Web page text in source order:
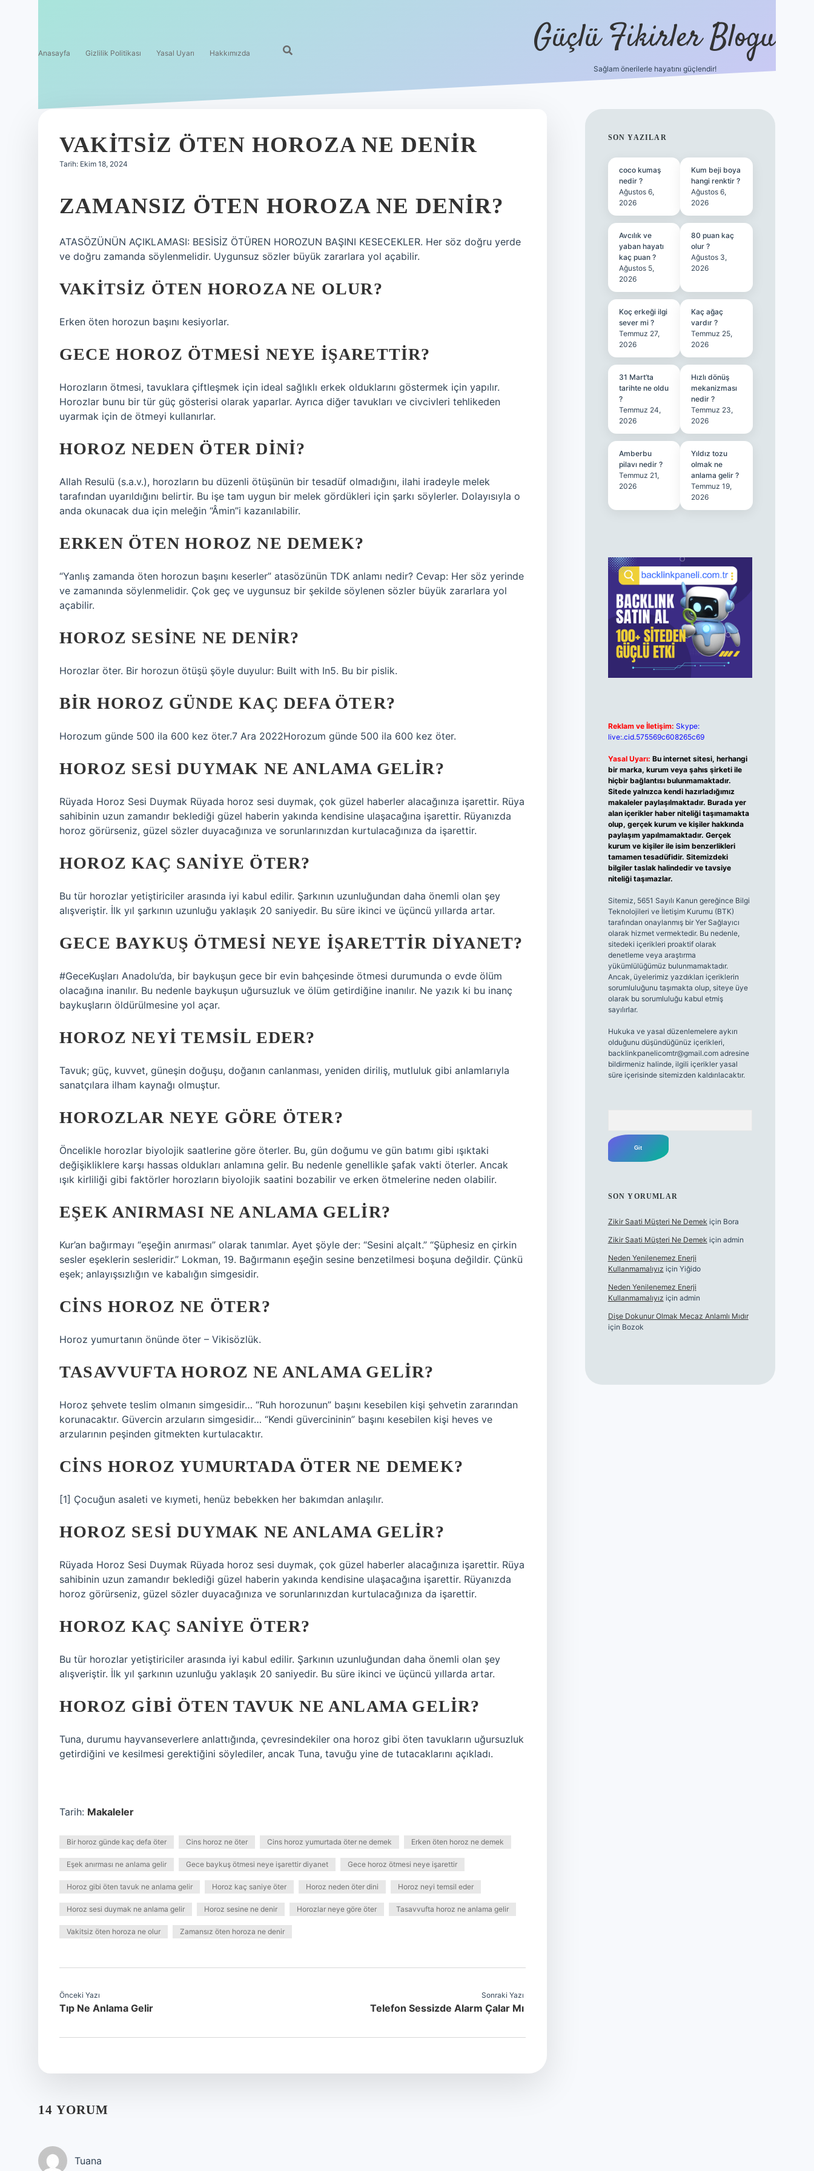
Anasayfa Gizlilik Politikası Yasal Uyarı Hakkımızda Güçlü Fikirler Blogu
Sağlam önerilerle hayatını güçlendir!
VAKITSIZ ÖTEN HOROZA NE DENIR
Tarih: Ekim 18, 2024
ZAMANSIZ ÖTEN HOROZA NE DENIR?
ATASÖZÜNÜN AÇIKLAMASI: BESİSİZ ÖTÜREN HOROZUN BAŞINI KESECEKLER. Her söz doğru yerde
ve doğru zamanda söylenmelidir. Uygunsuz sözler büyük zararlara yol açabilir.
VAKITSIZ ÖTEN HOROZA NE OLUR?
Erken öten horozun başını kesiyorlar.
GECE HOROZ ÖTMESI NEYE IŞARETTIR?
Horozların ötmesi, tavuklara çiftleşmek için ideal sağlıklı erkek olduklarını göstermek için yapılır.
Horozlar bunu bir tür güç gösterisi olarak yaparlar. Ayrıca diğer tavukları ve civcivleri tehlikeden
uyarmak için de ötmeyi kullanırlar.
HOROZ NEDEN ÖTER DINI?
Allah Resulü (s.a.v.), horozların bu düzenli ötüşünün bir tesadüf olmadığını, ilahi iradeyle melek
tarafından uyarıldığını belirtir. Bu işe tam uygun bir melek gördükleri için şarkı söylerler. Dolayısıyla o
anda okunacak dua için meleğin “Âmin”i kazanılabilir.
ERKEN ÖTEN HOROZ NE DEMEK?
“Yanlış zamanda öten horozun başını keserler” atasözünün TDK anlamı nedir? Cevap: Her söz yerinde
ve zamanında söylenmelidir. Çok geç ve uygunsuz bir şekilde söylenen sözler büyük zararlara yol
açabilir.
HOROZ SESINE NE DENIR?
Horozlar öter. Bir horozun ötüşü şöyle duyulur: Built with In5. Bu bir pislik.
BIR HOROZ GÜNDE KAÇ DEFA ÖTER?
Horozum günde 500 ila 600 kez öter.7 Ara 2022Horozum günde 500 ila 600 kez öter.
HOROZ SESI DUYMAK NE ANLAMA GELIR?
Rüyada Horoz Sesi Duymak Rüyada horoz sesi duymak, çok güzel haberler alacağınıza işarettir. Rüya
sahibinin uzun zamandır beklediği güzel haberin yakında kendisine ulaşacağına işarettir. Rüyanızda
horoz görürseniz, güzel sözler duyacağınıza ve sorunlarınızdan kurtulacağınıza da işarettir.
HOROZ KAÇ SANIYE ÖTER?
Bu tür horozlar yetiştiriciler arasında iyi kabul edilir. Şarkının uzunluğundan daha önemli olan şey
alışveriştir. İlk yıl şarkının uzunluğu yaklaşık 20 saniyedir. Bu süre ikinci ve üçüncü yıllarda artar.
GECE BAYKUŞ ÖTMESI NEYE IŞARETTIR DIYANET?
#GeceKuşları Anadolu’da, bir baykuşun gece bir evin bahçesinde ötmesi durumunda o evde ölüm
olacağına inanılır. Bu nedenle baykuşun uğursuzluk ve ölüm getirdiğine inanılır. Ne yazık ki bu inanç
baykuşların öldürülmesine yol açar.
HOROZ NEYI TEMSIL EDER?
Tavuk; güç, kuvvet, güneşin doğuşu, doğanın canlanması, yeniden diriliş, mutluluk gibi anlamlarıyla
sanatçılara ilham kaynağı olmuştur.
HOROZLAR NEYE GÖRE ÖTER?
Öncelikle horozlar biyolojik saatlerine göre öterler. Bu, gün doğumu ve gün batımı gibi ışıktaki
değişikliklere karşı hassas oldukları anlamına gelir. Bu nedenle genellikle şafak vakti öterler. Ancak
ışık kirliliği gibi faktörler horozların biyolojik saatini bozabilir ve erken ötmelerine neden olabilir.
EŞEK ANIRMASI NE ANLAMA GELIR?
Kur’an bağırmayı “eşeğin anırması” olarak tanımlar. Ayet şöyle der: “Sesini alçalt.” “Şüphesiz en çirkin
sesler eşeklerin sesleridir.” Lokman, 19. Bağırmanın eşeğin sesine benzetilmesi boşuna değildir. Çünkü
eşek; anlayışsızlığın ve kabalığın simgesidir.
CINS HOROZ NE ÖTER?
Horoz yumurtanın önünde öter – Vikisözlük.
TASAVVUFTA HOROZ NE ANLAMA GELIR?
Horoz şehvete teslim olmanın simgesidir… “Ruh horozunun” başını kesebilen kişi şehvetin zararından
korunacaktır. Güvercin arzuların simgesidir… “Kendi güvercininin” başını kesebilen kişi heves ve
arzularının peşinden gitmekten kurtulacaktır.
CINS HOROZ YUMURTADA ÖTER NE DEMEK?
[1] Çocuğun asaleti ve kıymeti, henüz bebekken her bakımdan anlaşılır.
HOROZ SESI DUYMAK NE ANLAMA GELIR?
Rüyada Horoz Sesi Duymak Rüyada horoz sesi duymak, çok güzel haberler alacağınıza işarettir. Rüya
sahibinin uzun zamandır beklediği güzel haberin yakında kendisine ulaşacağına işarettir. Rüyanızda
horoz görürseniz, güzel sözler duyacağınıza ve sorunlarınızdan kurtulacağınıza da işarettir.
HOROZ KAÇ SANIYE ÖTER?
Bu tür horozlar yetiştiriciler arasında iyi kabul edilir. Şarkının uzunluğundan daha önemli olan şey
alışveriştir. İlk yıl şarkının uzunluğu yaklaşık 20 saniyedir. Bu süre ikinci ve üçüncü yıllarda artar.
HOROZ GIBI ÖTEN TAVUK NE ANLAMA GELIR?
Tuna, durumu hayvanseverlere anlattığında, çevresindekiler ona horoz gibi öten tavukların uğursuzluk
getirdiğini ve kesilmesi gerektiğini söylediler, ancak Tuna, tavuğu yine de tutacaklarını açıkladı.
Tarih: Makaleler
Bir horoz günde kaç defa öter Cins horoz ne öter Cins horoz yumurtada öter ne demek Erken öten horoz ne demek
Eşek anırması ne anlama gelir Gece baykuş ötmesi neye işarettir diyanet Gece horoz ötmesi neye işarettir
Horoz gibi öten tavuk ne anlama gelir Horoz kaç saniye öter Horoz neden öter dini Horoz neyi temsil eder
Horoz sesi duymak ne anlama gelir Horoz sesine ne denir Horozlar neye göre öter Tasavvufta horoz ne anlama gelir
Vakitsiz öten horoza ne olur Zamansız öten horoza ne denir
Önceki Yazı
Tıp Ne Anlama Gelir
Sonraki Yazı
Telefon Sessizde Alarm Çalar Mı
14 YORUM
Tuana
SIDEBAR
SON YAZILAR
coco kumaş
nedir ?
Ağustos 6,
2026
Kum beji boya
hangi renktir ?
Ağustos 6,
2026
Avcılık ve
yaban hayatı
kaç puan ?
Ağustos 5,
2026
80 puan kaç
olur ?
Ağustos 3,
2026
Koç erkeği ilgi
sever mi ?
Temmuz 27,
2026
Kaç ağaç
vardır ?
Temmuz 25,
2026
31 Mart’ta
tarihte ne oldu
?
Temmuz 24,
2026
Hızlı dönüş
mekanizması
nedir ?
Temmuz 23,
2026
Amberbu
pilavı nedir ?
Temmuz 21,
2026
Yıldız tozu
olmak ne
anlama gelir ?
Temmuz 19,
2026
Reklam ve İletişim: Skype:
live:.cid.575569c608265c69
Yasal Uyarı: Bu internet sitesi, herhangi
bir marka, kurum veya şahıs şirketi ile
hiçbir bağlantısı bulunmamaktadır.
Sitede yalnızca kendi hazırladığımız
makaleler paylaşılmaktadır. Burada yer
alan içerikler haber niteliği taşımamakta
olup, gerçek kurum ve kişiler hakkında
paylaşım yapılmamaktadır. Gerçek
kurum ve kişiler ile isim benzerlikleri
tamamen tesadüfidir. Sitemizdeki
bilgiler taslak halindedir ve tavsiye
niteliği taşımazlar.
Sitemiz, 5651 Sayılı Kanun gereğince Bilgi
Teknolojileri ve İletişim Kurumu (BTK)
tarafından onaylanmış bir Yer Sağlayıcı
olarak hizmet vermektedir. Bu nedenle,
sitedeki içerikleri proaktif olarak
denetleme veya araştırma
yükümlülüğümüz bulunmamaktadır.
Ancak, üyelerimiz yazdıkları içeriklerin
sorumluluğunu taşımakta olup, siteye üye
olarak bu sorumluluğu kabul etmiş
sayılırlar.
Hukuka ve yasal düzenlemelere aykırı
olduğunu düşündüğünüz içerikleri,
backlinkpanelicomtr@gmail.comadresine
bildirmeniz halinde, ilgili içerikler yasal
süre içerisinde sitemizden kaldırılacaktır.
SON YORUMLAR
Zikir Saati Müşteri Ne Demek için Bora
Zikir Saati Müşteri Ne Demek için admin
Neden Yenilenemez Enerji
Kullanmamalıyız için Yiğido
Neden Yenilenemez Enerji
Kullanmamalıyız için admin
Dişe Dokunur Olmak Mecaz Anlamlı Mıdır
için Bozok
ilbet bahis sitesi